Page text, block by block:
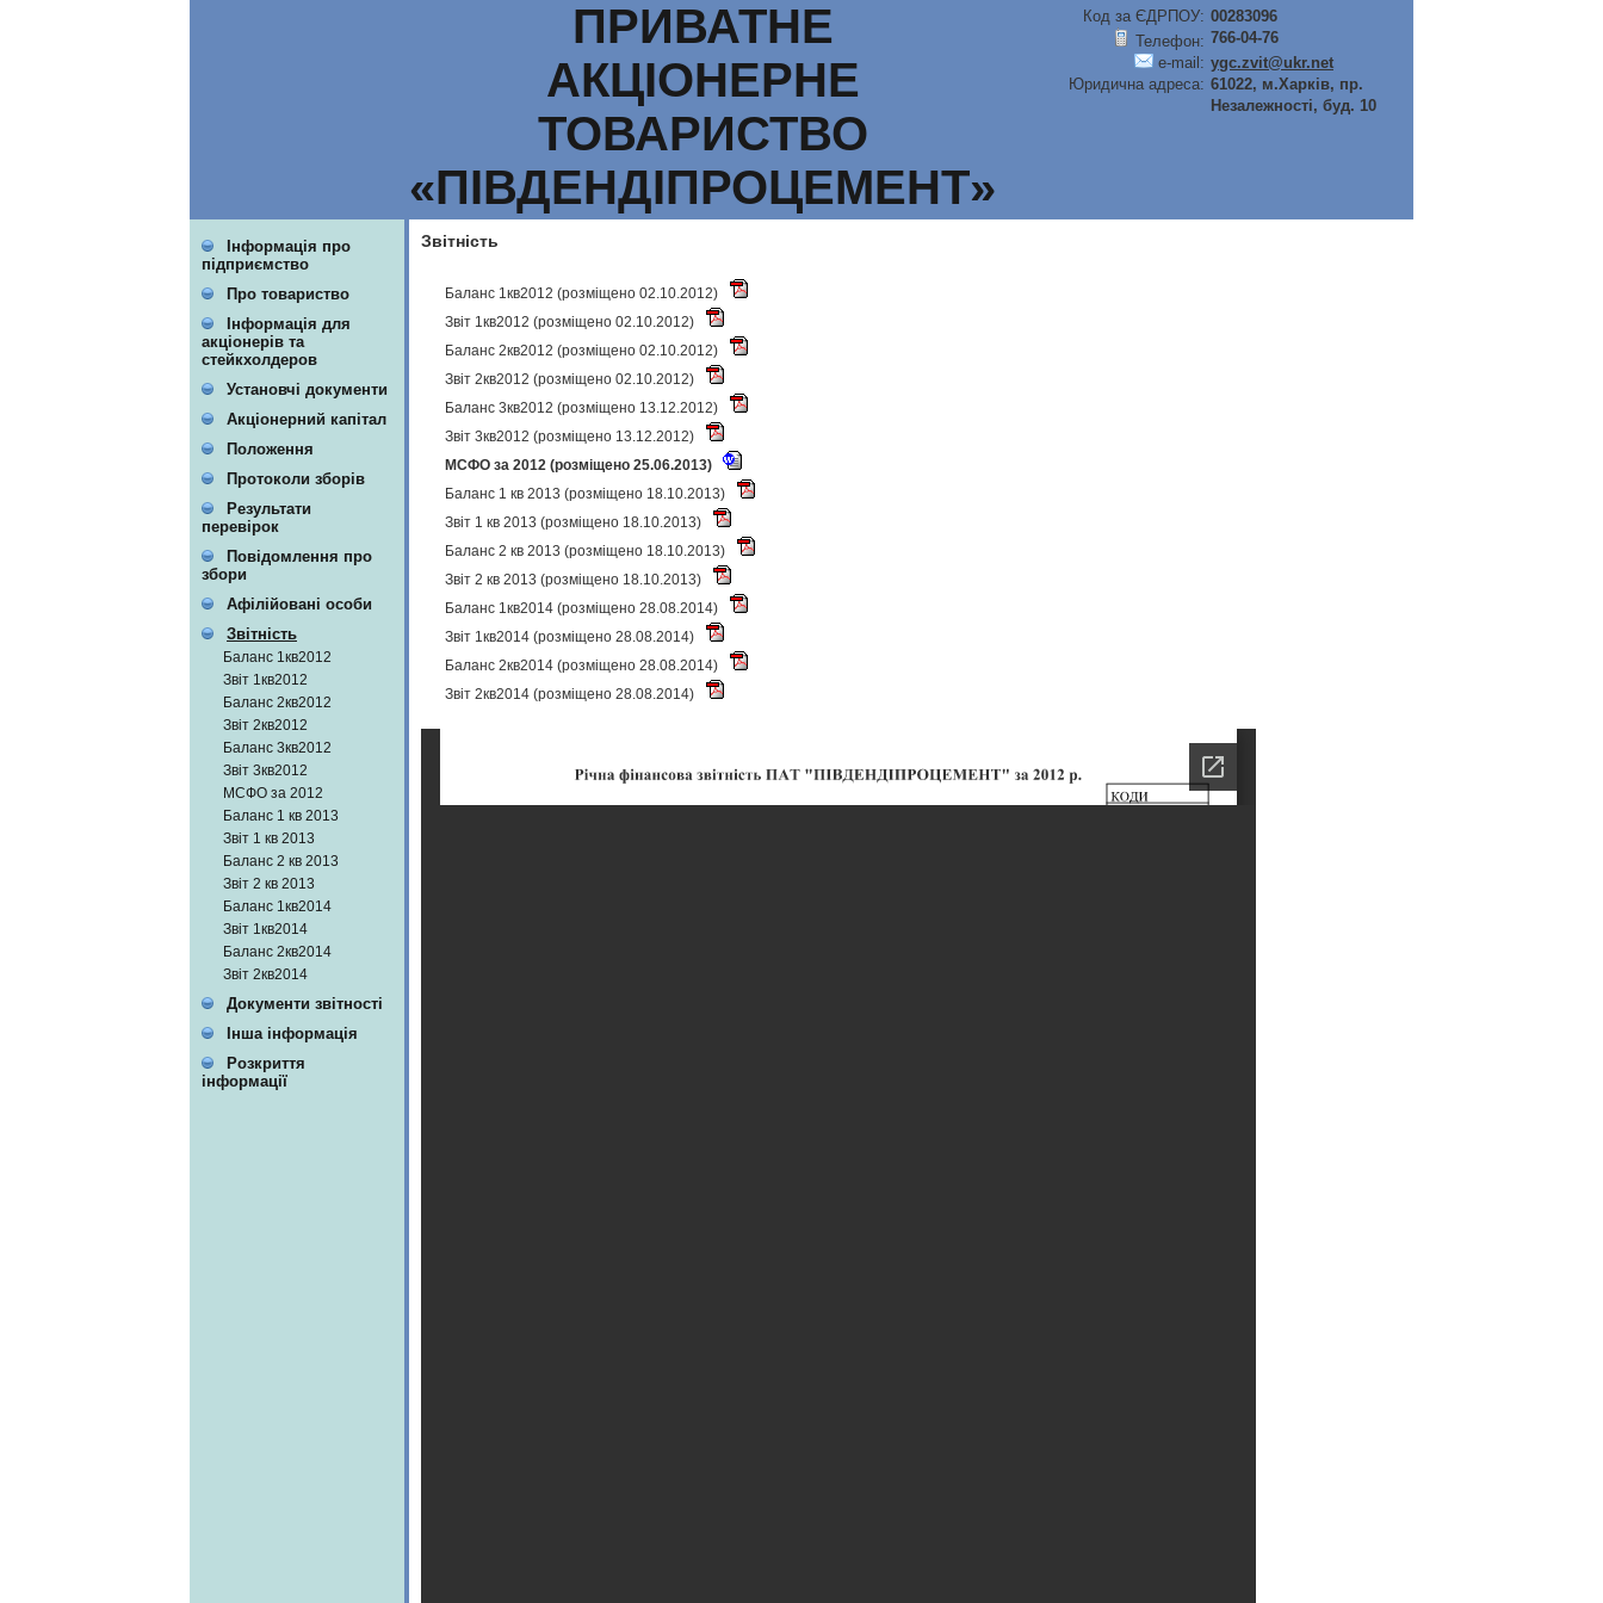
ПРИВАТНЕ
АКЦІОНЕРНЕ
ТОВАРИСТВО
«ПІВДЕНДІПРОЦЕМЕНТ»
Код за ЄДРПОУ: 00283096
Телефон: 766-04-76
e-mail: ygc.zvit@ukr.net
Юридична адреса: 61022, м.Харків, пр.
Незалежності, буд. 10
Інформація про
підприємство
Про товариство
Інформація для
акціонерів та
стейкхолдеров
Установчі документи
Акціонерний капітал
Положення
Протоколи зборів
Результати
перевірок
Повідомлення про
збори
Афілійовані особи
Звітність
Баланс 1кв2012
Звіт 1кв2012
Баланс 2кв2012
Звіт 2кв2012
Баланс 3кв2012
Звіт 3кв2012
МСФО за 2012
Баланс 1 кв 2013
Звіт 1 кв 2013
Баланс 2 кв 2013
Звіт 2 кв 2013
Баланс 1кв2014
Звіт 1кв2014
Баланс 2кв2014
Звіт 2кв2014
Документи звітності
Інша інформація
Розкриття
інформації
Звітність
Баланс 1кв2012 (розміщено 02.10.2012)
Звіт 1кв2012 (розміщено 02.10.2012)
Баланс 2кв2012 (розміщено 02.10.2012)
Звіт 2кв2012 (розміщено 02.10.2012)
Баланс 3кв2012 (розміщено 13.12.2012)
Звіт 3кв2012 (розміщено 13.12.2012)
МСФО за 2012 (розміщено 25.06.2013)
Баланс 1 кв 2013 (розміщено 18.10.2013)
Звіт 1 кв 2013 (розміщено 18.10.2013)
Баланс 2 кв 2013 (розміщено 18.10.2013)
Звіт 2 кв 2013 (розміщено 18.10.2013)
Баланс 1кв2014 (розміщено 28.08.2014)
Звіт 1кв2014 (розміщено 28.08.2014)
Баланс 2кв2014 (розміщено 28.08.2014)
Звіт 2кв2014 (розміщено 28.08.2014)